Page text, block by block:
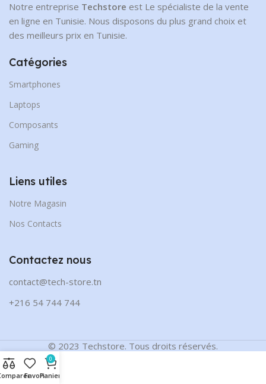
Notre entreprise Techstore est Le spécialiste de la vente
en ligne en Tunisie. Nous disposons du plus grand choix et
des meilleurs prix en Tunisie.
Catégories
Smartphones
Laptops
Composants
Gaming
Liens utiles
Notre Magasin
Nos Contacts
Contactez nous
contact@tech-store.tn
+216 54 744 744
© 2023 Techstore. Tous droits réservés.
Favori
0
Panier